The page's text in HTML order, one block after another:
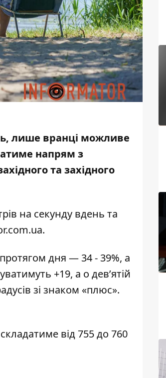
лише вранці можливе
напрям з
та західного
на секунду вдень та
.
дня — 34 - 39%, а
+19, а о дев’ятій
зі знаком «плюс».
від 755 до 760